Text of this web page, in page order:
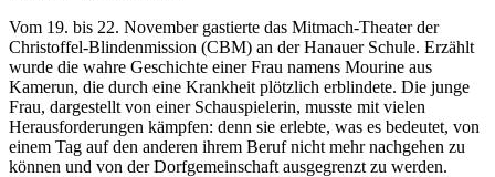
Vom 19. bis 22. November gastierte das Mitmach-Theater der
Christoffel-Blindenmission (CBM) an der Hanauer Schule. Erzählt
wurde die wahre Geschichte einer Frau namens Mourine aus
Kamerun, die durch eine Krankheit plötzlich erblindete. Die junge
Frau, dargestellt von einer Schauspielerin, musste mit vielen
Herausforderungen kämpfen: denn sie erlebte, was es bedeutet, von
einem Tag auf den anderen ihrem Beruf nicht mehr nachgehen zu
können und von der Dorfgemeinschaft ausgegrenzt zu werden.